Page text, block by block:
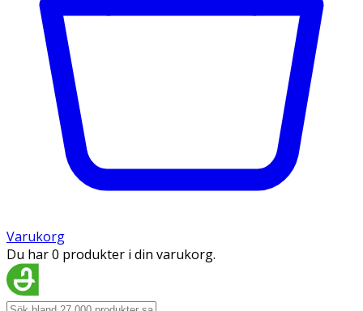
Varukorg
Du har 0 produkter i din varukorg.